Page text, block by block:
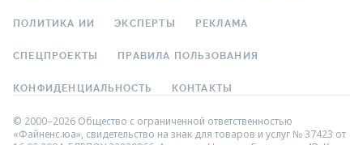
ПОЛИТИКА ИИ ЭКСПЕРТЫ РЕКЛАМА
СПЕЦПРОЕКТЫ ПРАВИЛА ПОЛЬЗОВАНИЯ
КОНФИДЕНЦИАЛЬНОСТЬ КОНТАКТЫ
© 2000–2026 Общество с ограниченной ответственностью
«Файненс.юа», свидетельство на знак для товаров и услуг № 37423 от